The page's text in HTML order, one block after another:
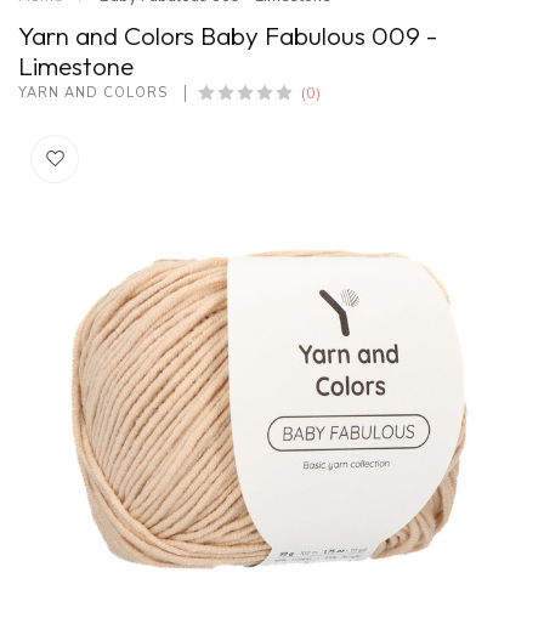
Yarn and Colors Baby Fabulous 009 -
Limestone
YARN AND COLORS (0)